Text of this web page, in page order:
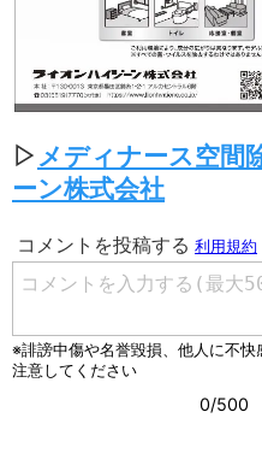
▷ メディナース空間
ーン株式会社